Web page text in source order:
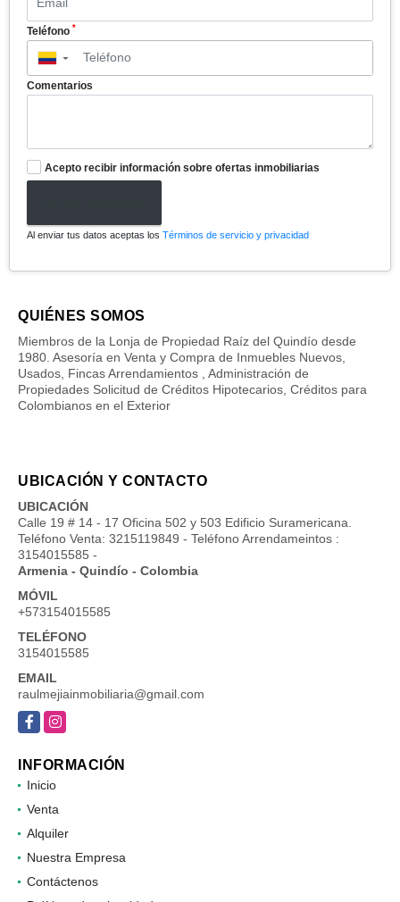
Teléfono *
▼
Comentarios
Acepto recibir información sobre ofertas inmobiliarias
Al enviar tus datos aceptas los Términos de servicio y privacidad
QUIÉNES SOMOS
Miembros de la Lonja de Propiedad Raíz del Quindío desde
1980. Asesoría en Venta y Compra de Inmuebles Nuevos,
Usados, Fincas Arrendamientos , Administración de
Propiedades Solicitud de Créditos Hipotecarios, Créditos para
Colombianos en el Exterior
UBICACIÓN Y CONTACTO
UBICACIÓN
Calle 19 # 14 - 17 Oficina 502 y 503 Edificio Suramericana.
Teléfono Venta: 3215119849 - Teléfono Arrendameintos :
3154015585 -
Armenia - Quindío - Colombia
MÓVIL
+573154015585
TELÉFONO
3154015585
EMAIL
raulmejiainmobiliaria@gmail.com
FacebookInstagram
INFORMACIÓN
Inicio
Venta
Alquiler
Nuestra Empresa
Contáctenos